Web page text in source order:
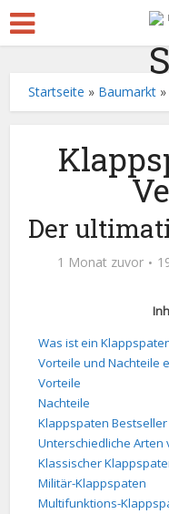
Startseite » Baumarkt
Der
1 Monat zuvor
Was ist ein
Vorteile und Nachteile
Vorteile
Nachteile
Klappspaten Bestseller
Unterschiedliche Arten
Klassischer
Militär-Klappspaten
Multifunktions-